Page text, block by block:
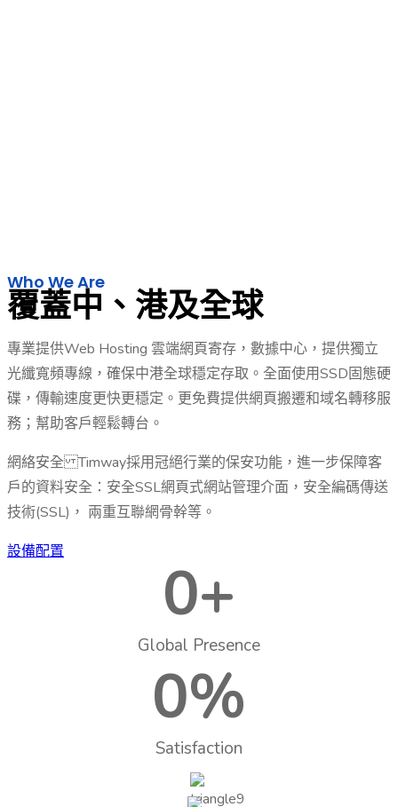
Who We Are
覆蓋中、港及全球
專業提供Web Hosting 雲端網頁寄存，數據中心，提供獨立
光纖寬頻專線，確保中港全球穩定存取。全面使用SSD固態硬
碟，傳輸速度更快更穩定。更免費提供網頁搬遷和域名轉移服
務；幫助客戶輕鬆轉台。
網絡安全 Timway採用冠絕行業的保安功能，進一步保障客
戶的資料安全：安全SSL網頁式網站管理介面，安全編碼傳送
技術(SSL)， 兩重互聯網骨幹等。
設備配置
0+
Global Presence
0%
Satisfaction